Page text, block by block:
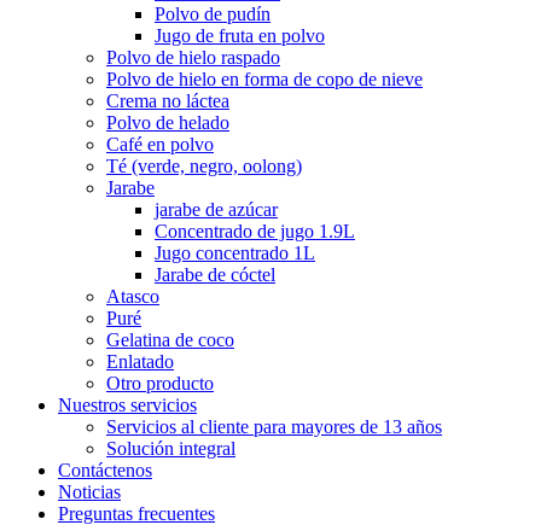
Polvo de pudín
Jugo de fruta en polvo
Polvo de hielo raspado
Polvo de hielo en forma de copo de nieve
Crema no láctea
Polvo de helado
Café en polvo
Té (verde, negro, oolong)
Jarabe
jarabe de azúcar
Concentrado de jugo 1.9L
Jugo concentrado 1L
Jarabe de cóctel
Atasco
Puré
Gelatina de coco
Enlatado
Otro producto
Nuestros servicios
Servicios al cliente para mayores de 13 años
Solución integral
Contáctenos
Noticias
Preguntas frecuentes